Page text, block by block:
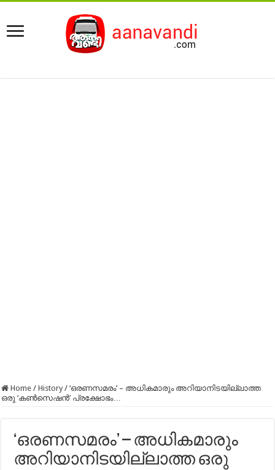
Home / History / ‘ഒരണസമരം’ – അധികമാരും അറിയാനിടയില്ലാത്ത
ഒരു ‘കൺസെഷൻ’ പ്രക്ഷോഭം…
‘ഒരണസമരം’ – അധികമാരും
അറിയാനിടയില്ലാത്ത ഒരു